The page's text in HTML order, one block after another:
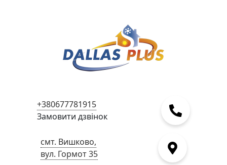
+380677781915
Замовити дзвінок
смт. Вишково,
вул. Гормот 35